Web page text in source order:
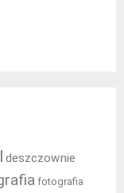
deszczownie
fotografia